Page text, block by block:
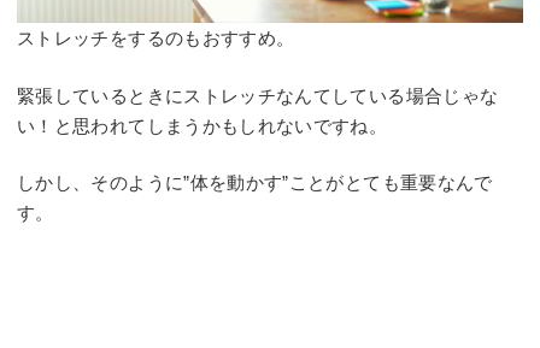
ストレッチをするのもおすすめ。
緊張しているときにストレッチなんてしている場合じゃな
い！と思われてしまうかもしれないですね。
しかし、そのように”体を動かす”ことがとても重要なんで
す。